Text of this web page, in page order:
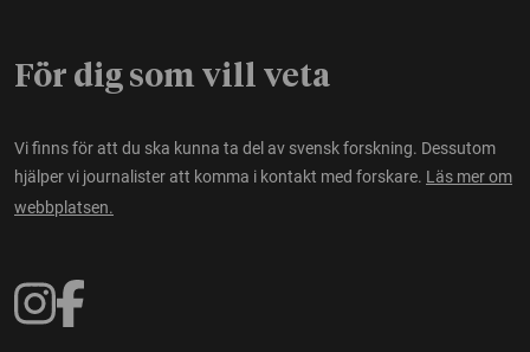
För dig som vill veta
Vi finns för att du ska kunna ta del av svensk forskning. Dessutom
hjälper vi journalister att komma i kontakt med forskare. Läs mer om
webbplatsen.